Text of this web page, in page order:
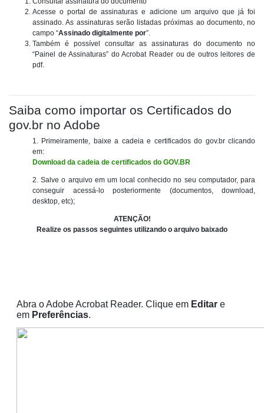
Acesse o portal de assinaturas e adicione um arquivo que já foi
assinado. As assinaturas serão listadas próximas ao documento, no
campo “Assinado digitalmente por”.
Também é possível consultar as assinaturas do documento no
“Painel de Assinaturas” do Acrobat Reader ou de outros leitores de
pdf.
Saiba como importar os Certificados do
gov.br no Adobe
1. Primeiramente, baixe a cadeia e certificados do gov.br clicando
em:
Download da cadeia de certificados do GOV.BR
2. Salve o arquivo em um local conhecido no seu computador, para
conseguir acessá-lo posteriormente (documentos, download,
desktop, etc);
ATENÇÃO!
Realize os passos seguintes utilizando o arquivo baixado
Abra o Adobe Acrobat Reader. Clique em Editar e
em Preferências.